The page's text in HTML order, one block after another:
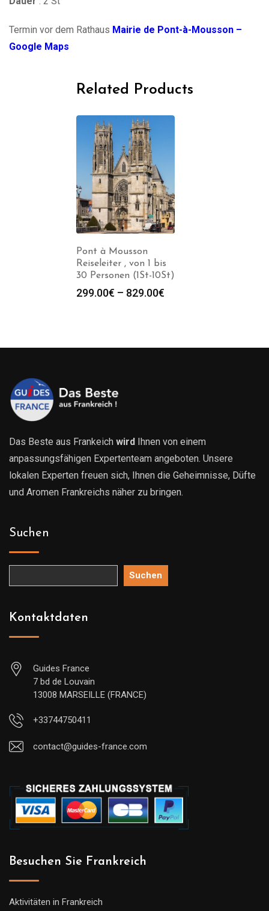
Termin vor dem Rathaus Mairie de Pont-à-Mousson –
Google Maps
Related Products
Pont à Mousson
Reiseleiter , von 1 bis
30 Personen (1St-10St)
299.00€ – 829.00€
Das Beste aus Frankeich wird Ihnen von einem
anpassungsfähigen Expertenteam angeboten. Unsere
lokalen Experten freuen sich, Ihnen die Geheimnisse, Düfte
und Aromen Frankreichs näher zu bringen.
Suchen
Suchen
Kontaktdaten
Guides France
7 bd de Louvain
13008 MARSEILLE (FRANCE)
+33744750411
contact@guides-france.com
Besuchen Sie Frankreich
Aktivitäten in Frankreich